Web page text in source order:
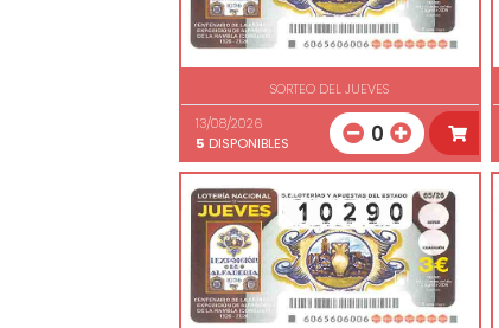
SORTEO DEL JUEVES
13/08/2026
5 DISPONIBLES 0